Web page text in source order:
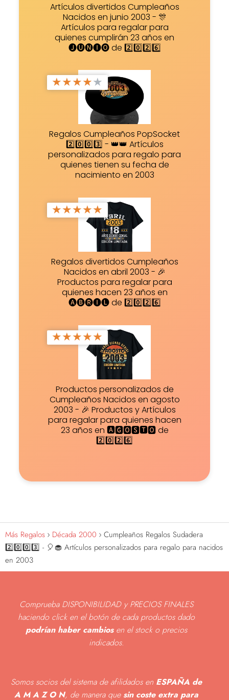
Artículos divertidos Cumpleaños
Nacidos en junio 2003 - 🎊
Artículos para regalar para
quienes cumplirán 23 años en
🅙🅤🅝🅘🅞 de 2️⃣0️⃣2️⃣6️⃣
★★★★★
Regalos Cumpleaños PopSocket
2️⃣0️⃣0️⃣3️⃣ - 👑👑 Artículos
personalizados para regalo para
quienes tienen su fecha de
nacimiento en 2003
★★★★★
Regalos divertidos Cumpleaños
Nacidos en abril 2003 - 🎉
Productos para regalar para
quienes hacen 23 años en
🅐🅑🅡🅘🅛 de 2️⃣0️⃣2️⃣6️⃣
★★★★★
Productos personalizados de
Cumpleaños Nacidos en agosto
2003 - 🎉 Productos y Artículos
para regalar para quienes hacen
23 años en 🅰🅶🅾🆂🆃🅾 de
2️⃣0️⃣2️⃣6️⃣
Más Regalos Década 2000
Cumpleaños Regalos Sudadera
2️⃣0️⃣0️⃣3️⃣ - 🎈🧁 Artículos personalizados para regalo para nacidos
en 2003
Comprueba DISPONIBILIDAD y PRECIOS FINALES
haciendo click en el botón de cada productos dado
podrían haber cambiosen el stock o precios
indicados.
Somos socios del sistema de afilidados en ESPAÑA de
A M A Z O N, de manera que sin coste extra para